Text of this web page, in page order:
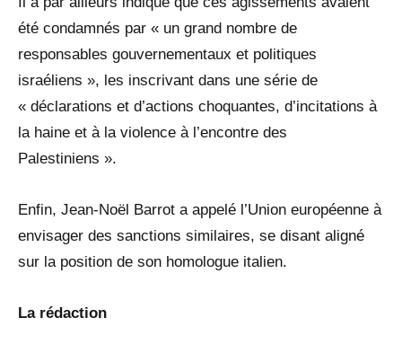
été condamnés par « un grand nombre de
responsables gouvernementaux et politiques
israéliens », les inscrivant dans une série de
« déclarations et d’actions choquantes, d’incitations à
la haine et à la violence à l’encontre des
Palestiniens ».
Enfin, Jean-Noël Barrot a appelé l’Union européenne à
envisager des sanctions similaires, se disant aligné
sur la position de son homologue italien.
La rédaction